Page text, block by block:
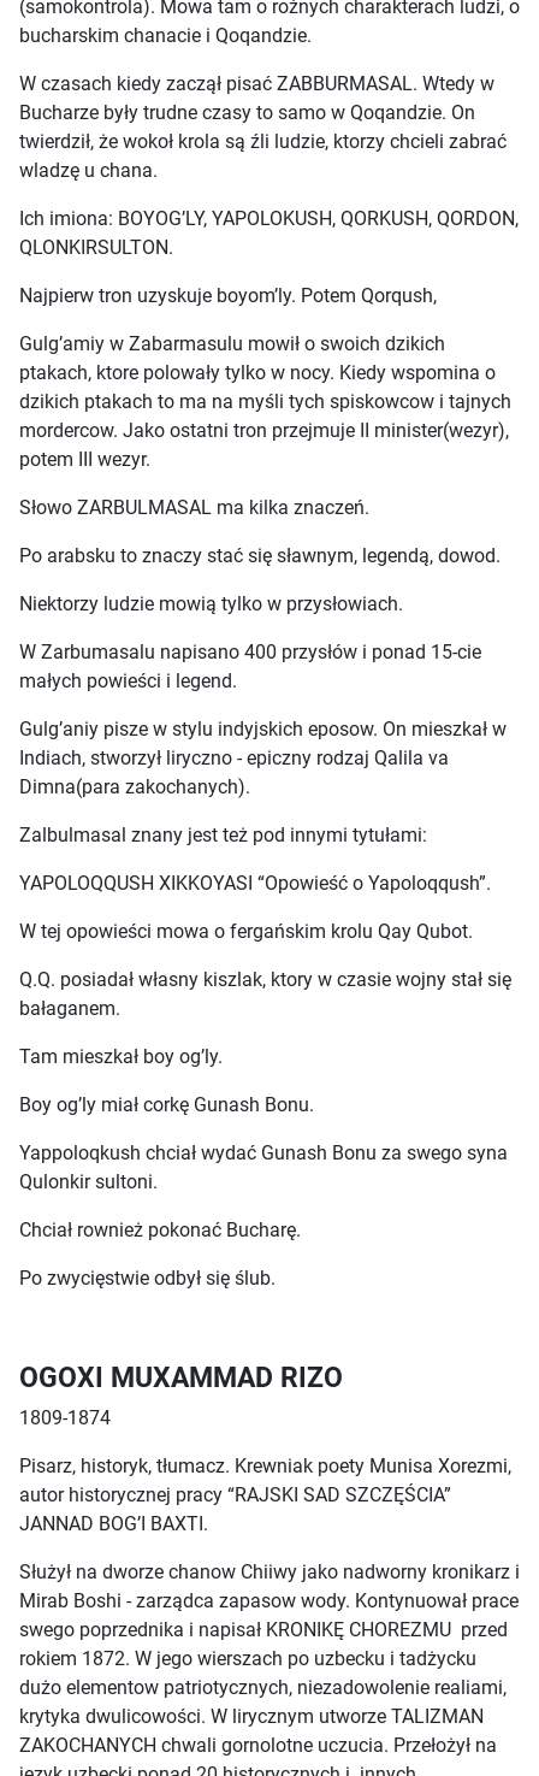
(samokontrola). Mowa tam o rożnych charakterach ludzi, o
bucharskim chanacie i Qoqandzie.
W czasach kiedy zaczął pisać ZABBURMASAL. Wtedy w
Bucharze były trudne czasy to samo w Qoqandzie. On
twierdził, że wokoł krola są źli ludzie, ktorzy chcieli zabrać
wladzę u chana.
Ich imiona: BOYOG’LY, YAPOLOKUSH, QORKUSH, QORDON,
QLONKIRSULTON.
Najpierw tron uzyskuje boyom’ly. Potem Qorqush,
Gulg’amiy w Zabarmasulu mowił o swoich dzikich
ptakach, ktore polowały tylko w nocy. Kiedy wspomina o
dzikich ptakach to ma na myśli tych spiskowcow i tajnych
mordercow. Jako ostatni tron przejmuje II minister(wezyr),
potem III wezyr.
Słowo ZARBULMASAL ma kilka znaczeń.
Po arabsku to znaczy stać się sławnym, legendą, dowod.
Niektorzy ludzie mowią tylko w przysłowiach.
W Zarbumasalu napisano 400 przysłów i ponad 15-cie
małych powieści i legend.
Gulg’aniy pisze w stylu indyjskich eposow. On mieszkał w
Indiach, stworzył liryczno - epiczny rodzaj Qalila va
Dimna(para zakochanych).
Zalbulmasal znany jest też pod innymi tytułami:
YAPOLOQQUSH XIKKOYASI “Opowieść o Yapoloqqush”.
W tej opowieści mowa o fergańskim krolu Qay Qubot.
Q.Q. posiadał własny kiszlak, ktory w czasie wojny stał się
bałaganem.
Tam mieszkał boy og’ly.
Boy og’ly miał corkę Gunash Bonu.
Yappoloqkush chciał wydać Gunash Bonu za swego syna
Qulonkir sultoni.
Chciał rownież pokonać Bucharę.
Po zwycięstwie odbył się ślub.
OGOXI MUXAMMAD RIZO
1809-1874
Pisarz, historyk, tłumacz. Krewniak poety Munisa Xorezmi,
autor historycznej pracy “RAJSKI SAD SZCZĘŚCIA”
JANNAD BOG’I BAXTI.
Służył na dworze chanow Chiiwy jako nadworny kronikarz i
Mirab Boshi - zarządca zapasow wody. Kontynuował prace
swego poprzednika i napisał KRONIKĘ CHOREZMU przed
rokiem 1872. W jego wierszach po uzbecku i tadżycku
dużo elementow patriotycznych, niezadowolenie realiami,
krytyka dwulicowości. W lirycznym utworze TALIZMAN
ZAKOCHANYCH chwali gornolotne uczucia. Przełożył na